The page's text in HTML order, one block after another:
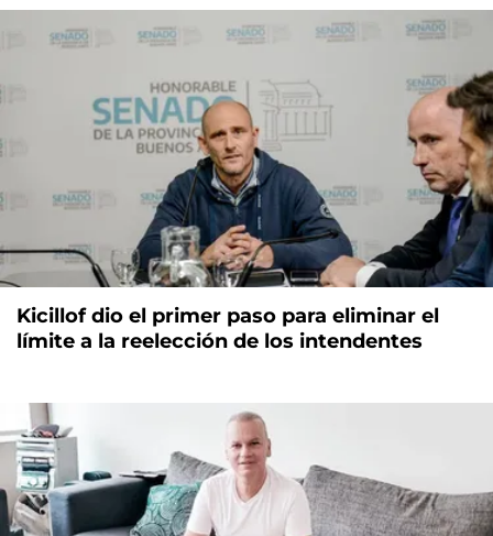
Kicillof dio el primer paso para eliminar el
límite a la reelección de los intendentes